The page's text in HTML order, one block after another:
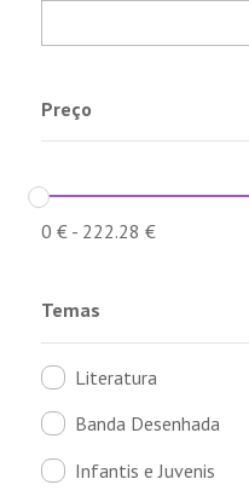
Preço
0 €- 222.28 €
Temas
Literatura
Banda Desenhada
Infantis e Juvenis